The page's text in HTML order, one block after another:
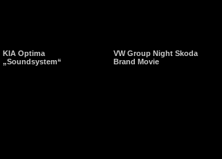
KIA Optima
„Soundsystem“
VW Group Night Skoda
Brand Movie